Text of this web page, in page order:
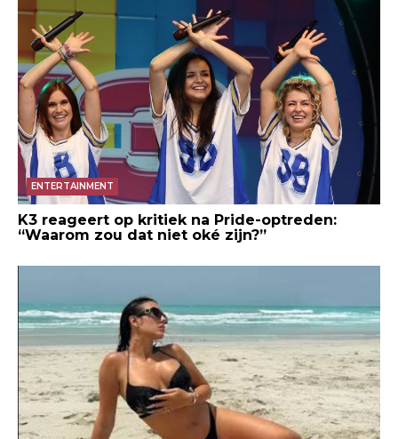
ENTERTAINMENT
K3 reageert op kritiek na Pride-optreden:
“Waarom zou dat niet oké zijn?”